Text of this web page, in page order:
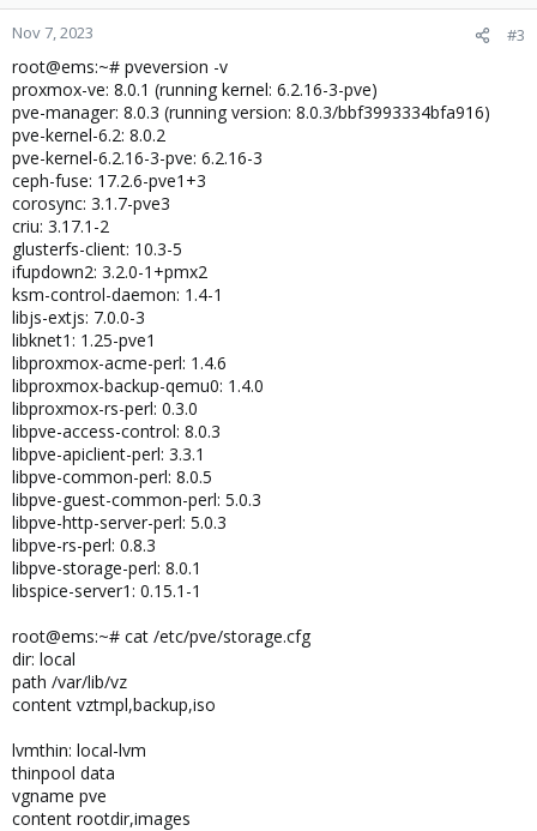
Nov 7, 2023 #3
root@ems:~# pveversion -v
proxmox-ve: 8.0.1 (running kernel: 6.2.16-3-pve)
pve-manager: 8.0.3 (running version: 8.0.3/bbf3993334bfa916)
pve-kernel-6.2: 8.0.2
pve-kernel-6.2.16-3-pve: 6.2.16-3
ceph-fuse: 17.2.6-pve1+3
corosync: 3.1.7-pve3
criu: 3.17.1-2
glusterfs-client: 10.3-5
ifupdown2: 3.2.0-1+pmx2
ksm-control-daemon: 1.4-1
libjs-extjs: 7.0.0-3
libknet1: 1.25-pve1
libproxmox-acme-perl: 1.4.6
libproxmox-backup-qemu0: 1.4.0
libproxmox-rs-perl: 0.3.0
libpve-access-control: 8.0.3
libpve-apiclient-perl: 3.3.1
libpve-common-perl: 8.0.5
libpve-guest-common-perl: 5.0.3
libpve-http-server-perl: 5.0.3
libpve-rs-perl: 0.8.3
libpve-storage-perl: 8.0.1
libspice-server1: 0.15.1-1
root@ems:~# cat /etc/pve/storage.cfg
dir: local
path /var/lib/vz
content vztmpl,backup,iso
lvmthin: local-lvm
thinpool data
vgname pve
content rootdir,images